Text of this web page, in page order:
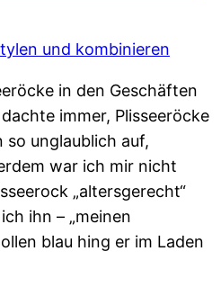
in den Geschäften
immer, Plisseeröcke
unglaublich auf,
war ich mir nicht
„altersgerecht“
ihn – „meinen
blau hing er im Laden